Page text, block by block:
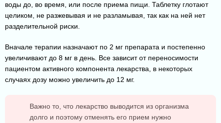
воды до, во время, или после приема пищи. Таблетку глотают
целиком, не разжевывая и не разламывая, так как на ней нет
разделительной риски.
Вначале терапии назначают по 2 мг препарата и постепенно
увеличивают до 8 мг в день. Все зависит от переносимости
пациентом активного компонента лекарства, в некоторых
случаях дозу можно увеличить до 12 мг.
Важно то, что лекарство выводится из организма
долго и поэтому отменять его прием нужно